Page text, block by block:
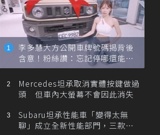
李多慧大方公開車牌號碼揭背後
含意！粉絲讚：忘記停哪還能幫
忙找車
Mercedes坦承取消實體按鍵做過
頭 但車內大螢幕不會因此消失
Subaru坦承性能車「變得太無
聊」成立全新性能部門，三款手